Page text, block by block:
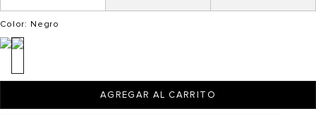
Color: Negro
AGREGAR AL CARRITO